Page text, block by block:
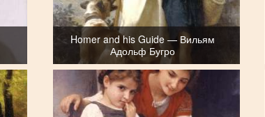
Homer and his Guide — Вильям
Адольф Бугро